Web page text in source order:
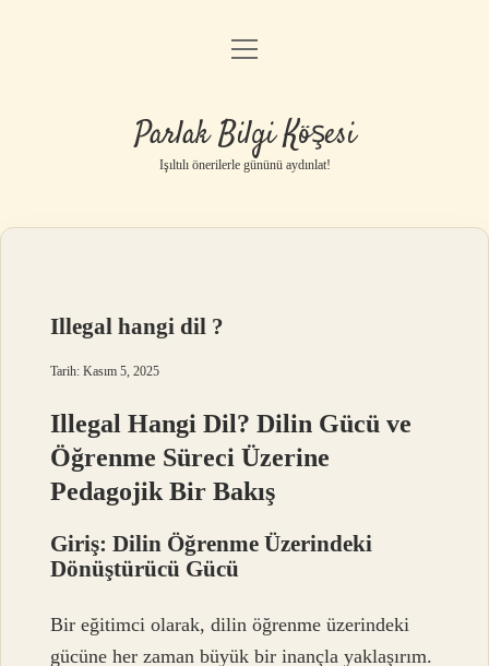
Anasayfa
Yasal Uyarı
menüyü
Parlak Bilgi Köşesi
Işıltılı önerilerle gününü aydınlat!
Illegal hangi dil ?
Tarih: Kasım 5, 2025
Illegal Hangi Dil? Dilin Gücü ve
Öğrenme Süreci Üzerine
Pedagojik Bir Bakış
Giriş: Dilin Öğrenme Üzerindeki
Dönüştürücü Gücü
Bir eğitimci olarak, dilin öğrenme üzerindeki
gücüne her zaman büyük bir inançla yaklaşırım.